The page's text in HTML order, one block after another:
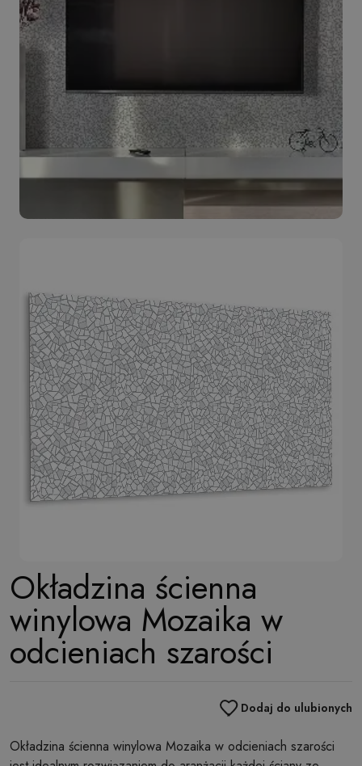
Okładzina ścienna
winylowa Mozaika w
odcieniach szarości
Dodaj do ulubionych
Okładzina ścienna winylowa Mozaika w odcieniach szarości